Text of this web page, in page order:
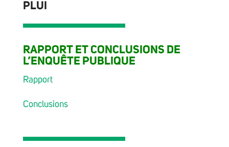
PLUI
RAPPORT ET CONCLUSIONS DE
L’ENQUÊTE PUBLIQUE
Rapport
Conclusions